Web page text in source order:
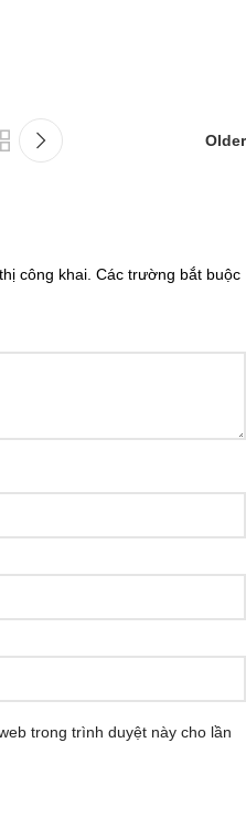
Older
công khai. Các trường bắt buộc
trong trình duyệt này cho lần